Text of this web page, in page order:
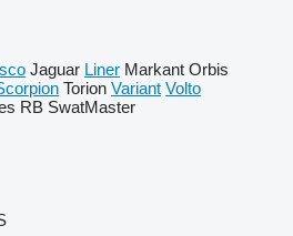
Jaguar Liner Markant Orbis
Torion Variant Volto
RB SwatMaster